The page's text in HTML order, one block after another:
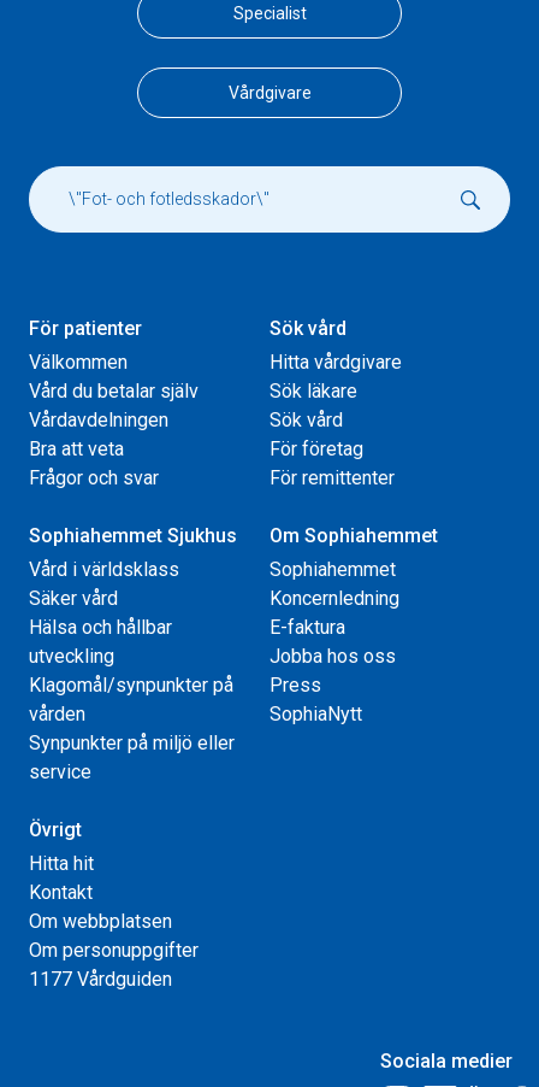
Specialist
Vårdgivare
För patienter
Välkommen
Vård du betalar själv
Vårdavdelningen
Bra att veta
Frågor och svar
Sök vård
Hitta vårdgivare
Sök läkare
Sök vård
För företag
För remittenter
Sophiahemmet Sjukhus
Vård i världsklass
Säker vård
Hälsa och hållbar
utveckling
Klagomål/synpunkter på
vården
Synpunkter på miljö eller
service
Om Sophiahemmet
Sophiahemmet
Koncernledning
E-faktura
Jobba hos oss
Press
SophiaNytt
Övrigt
Hitta hit
Kontakt
Om webbplatsen
Om personuppgifter
1177 Vårdguiden
Sociala medier